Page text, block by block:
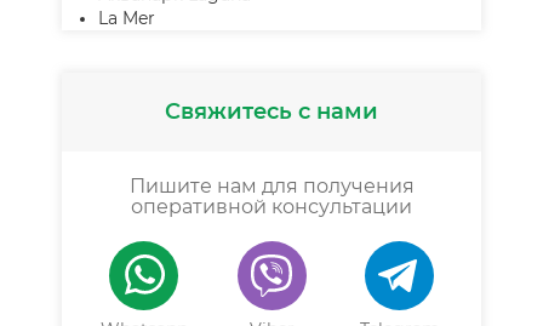
La Mer
Свяжитесь с нами
Пишите нам для получения
оперативной консультации